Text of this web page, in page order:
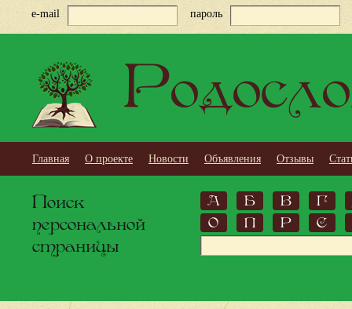
e-mail пароль
Главная О проекте Новости Объявления Отзывы
Поиск
персональной
страницы
А Б В
Г
О
П Р С